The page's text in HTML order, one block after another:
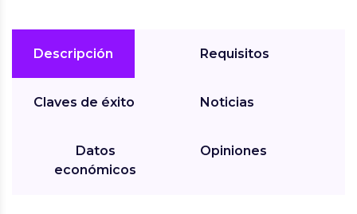
Descripción
Claves de éxito
Datos
económicos
Requisitos
Noticias
Opiniones